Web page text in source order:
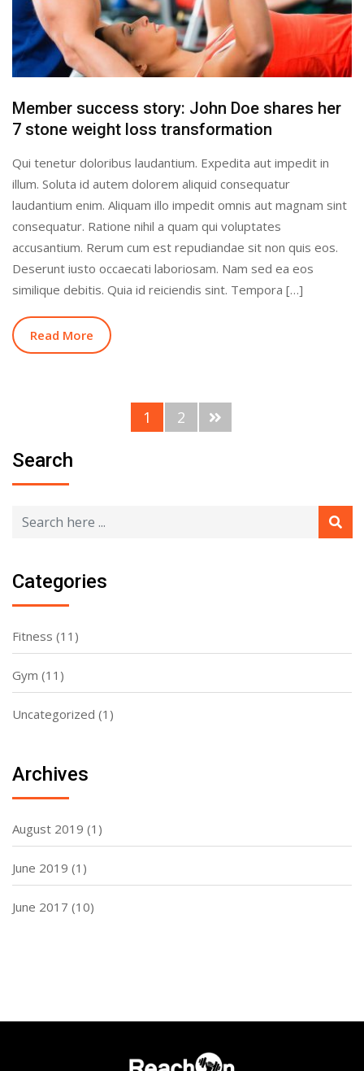
Member success story: John Doe shares her
7 stone weight loss transformation
Qui tenetur doloribus laudantium. Expedita aut impedit in
illum. Soluta id autem dolorem aliquid consequatur
laudantium enim. Aliquam illo impedit omnis aut magnam sint
consequatur. Ratione nihil a quam qui voluptates
accusantium. Rerum cum est repudiandae sit non quis eos.
Deserunt iusto occaecati laboriosam. Nam sed ea eos
similique debitis. Quia id reiciendis sint. Tempora […]
Read More
1 2
Search
Categories
Fitness (11)
Gym (11)
Uncategorized (1)
Archives
August 2019 (1)
June 2019 (1)
June 2017 (10)